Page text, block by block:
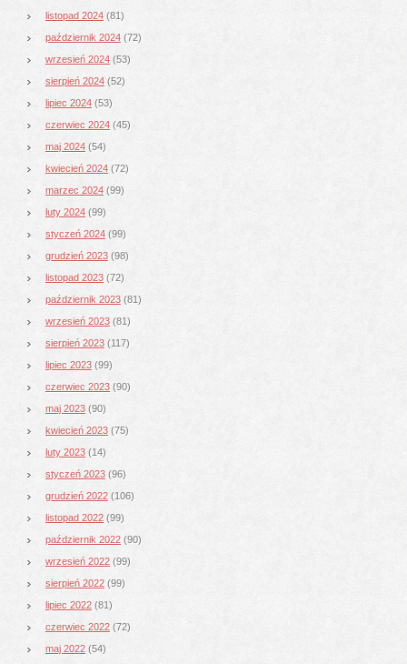
listopad 2024 (81)
październik 2024 (72)
wrzesień 2024 (53)
sierpień 2024 (52)
lipiec 2024 (53)
czerwiec 2024 (45)
maj 2024 (54)
kwiecień 2024 (72)
marzec 2024 (99)
luty 2024 (99)
styczeń 2024 (99)
grudzień 2023 (98)
listopad 2023 (72)
październik 2023 (81)
wrzesień 2023 (81)
sierpień 2023 (117)
lipiec 2023 (99)
czerwiec 2023 (90)
maj 2023 (90)
kwiecień 2023 (75)
luty 2023 (14)
styczeń 2023 (96)
grudzień 2022 (106)
listopad 2022 (99)
październik 2022 (90)
wrzesień 2022 (99)
sierpień 2022 (99)
lipiec 2022 (81)
czerwiec 2022 (72)
maj 2022 (54)